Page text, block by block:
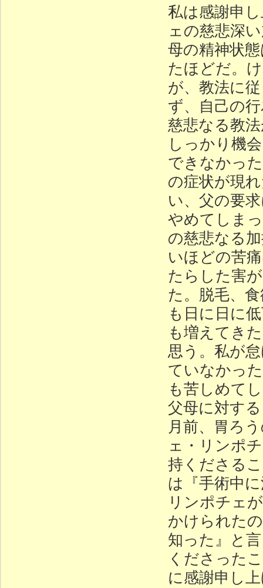
私は感謝申
ェの慈悲深
母の精神状
たほどだ。
が、教法に
ず、自己の
慈悲なる教
しっかり機
できなかっ
の症状が現
い、父の要
やめてしま
の慈悲なる
いほどの苦
たらした害
た。脱毛、
も日に日に
も増えてき
思う。私が
ていなかっ
も苦しめて
父母に対す
月前、胃ろ
ェ・リンポ
持くださる
は『手術中
リンポチェ
かけられた
知った』と
くださった
に感謝申し